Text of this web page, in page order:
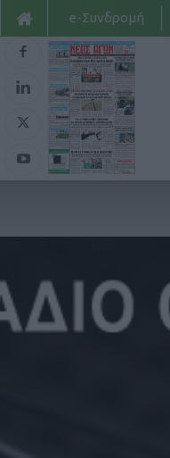
e-Συνδρομή